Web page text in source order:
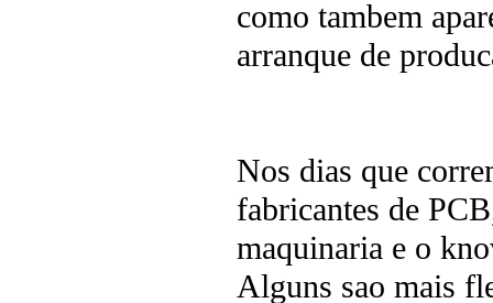
como tambem
arranque de
Nos dias que
fabricantes de
maquinaria e o
Alguns sao mais